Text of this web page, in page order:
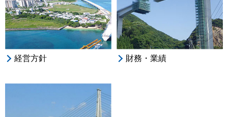
経営方針 財務・業績